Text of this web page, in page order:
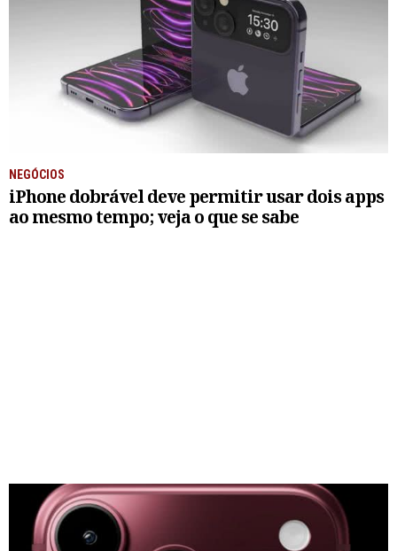
NEGÓCIOS
iPhone dobrável deve permitir usar dois apps
ao mesmo tempo; veja o que se sabe